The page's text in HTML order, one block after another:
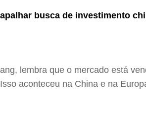
busca de investimento
lembra que o mercado está
aconteceu na China e na